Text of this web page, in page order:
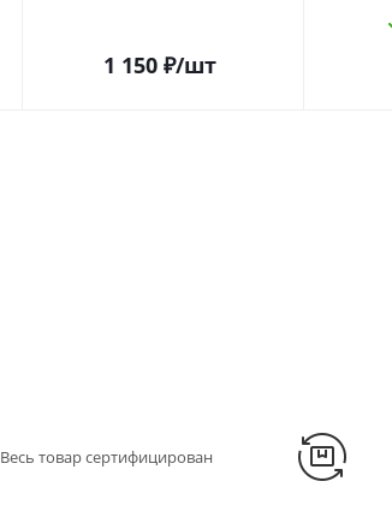
1 150₽/шт
Весь товар сертифицирован